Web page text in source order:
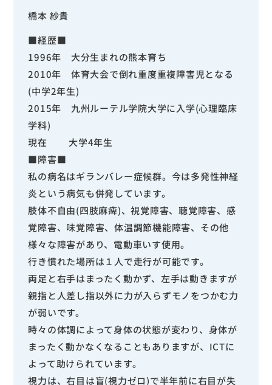
橋本 紗貴
■経歴■
1996年 大分生まれの熊本育ち
2010年 体育大会で倒れ重度重複障害児となる
(中学2年生)
2015年 九州ルーテル学院大学に入学(心理臨床
学科)
現在 大学4年生
■障害■
私の病名はギランバレー症候群。今は多発性神経
炎という病気も併発しています。
肢体不自由(四肢麻痺)、視覚障害、聴覚障害、感
覚障害、味覚障害、体温調節機能障害、その他
様々な障害があり、電動車いす使用。
行き慣れた場所は１人で走行が可能です。
両足と右手はまったく動かず、左手は動きますが
親指と人差し指以外に力が入らずモノをつかむ力
が弱いです。
時々の体調によって身体の状態が変わり、身体が
まったく動かなくなることもありますが、ICTに
よって助けられています。
視力は、右目は盲(視力ゼロ)で半年前に右目が失